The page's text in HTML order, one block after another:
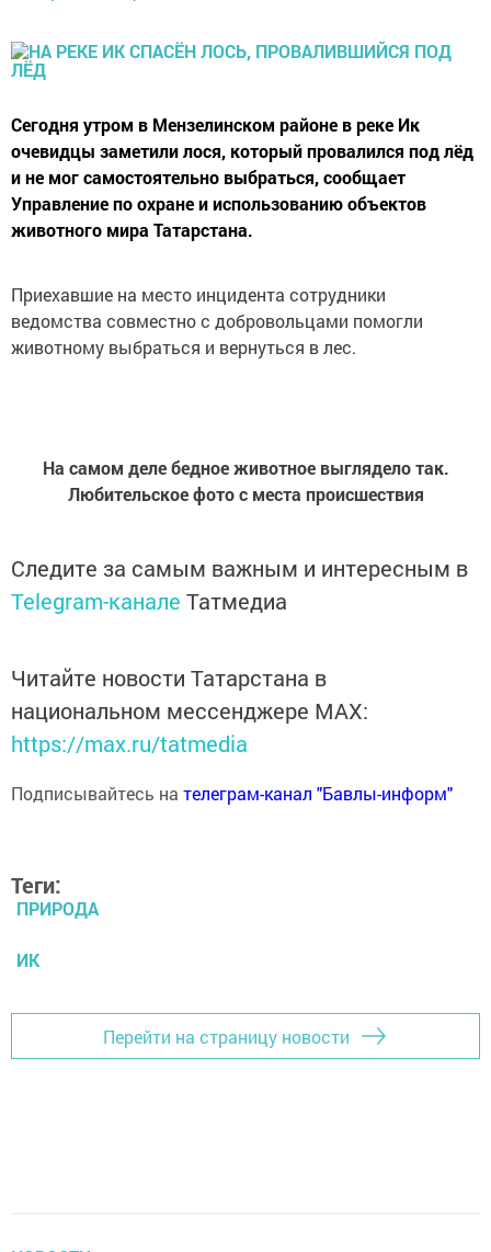
Сегодня утром в Мензелинском районе в реке Ик
очевидцы заметили лося, который провалился под лёд
и не мог самостоятельно выбраться, сообщает
Управление по охране и использованию объектов
животного мира Татарстана.
Приехавшие на место инцидента сотрудники
ведомства совместно с добровольцами помогли
животному выбраться и вернуться в лес.
На самом деле бедное животное выглядело так.
Любительское фото с места происшествия
Следите за самым важным и интересным в
Telegram-канале Татмедиа
Читайте новости Татарстана в
национальном мессенджере MАХ:
https://max.ru/tatmedia
Подписывайтесь на телеграм-канал "Бавлы-информ"
Теги:
ПРИРОДА
ИК
Перейти на страницу новости